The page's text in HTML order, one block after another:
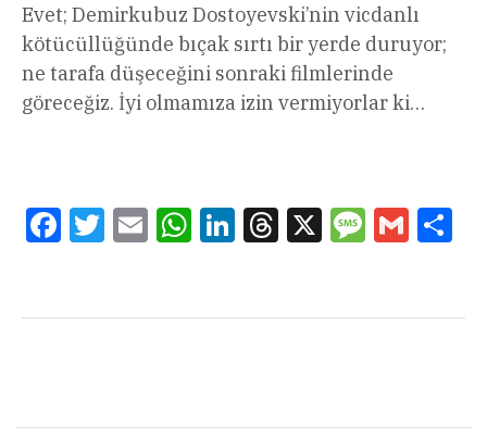
Evet; Demirkubuz Dostoyevski’nin vicdanlı
kötücüllüğünde bıçak sırtı bir yerde duruyor;
ne tarafa düşeceğini sonraki filmlerinde
göreceğiz. İyi olmamıza izin vermiyorlar ki…
FacebookTwitterEmail WhatsAppLinkedInThreads
X Message
Gmail